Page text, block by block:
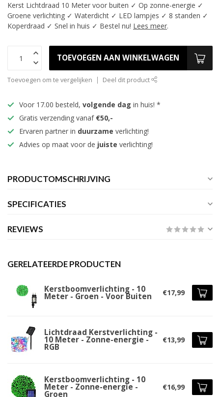
Kerst Lichtdraad 10 Meter voor buiten ✓ Op zonne-energie ✓
Groene verlichting ✓ Waterdicht ✓ LED lampjes ✓ 8 standen ✓
Koperdraad ✓ Snel in huis ✓ Bestel nu! Lees meer.
TOEVOEGEN AAN WINKELWAGEN
Toevoegen om te vergelijken Deel dit product
Voor 17.00 besteld, volgende dag in huis! *
Gratis verzending vanaf €50,-
Ervaren partner in duurzame verlichting!
Advies op maat voor de juiste verlichting!
PRODUCTOMSCHRIJVING
SPECIFICATIES
REVIEWS
GERELATEERDE PRODUCTEN
Kerstboomverlichting - 10
Meter - Groen - Voor Buiten €17,99
Lichtdraad Kerstverlichting -
10 Meter - Zonne-energie -
RGB
€13,99
Kerstboomverlichting - 10
Meter - Zonne-energie -
Groen
€16,99